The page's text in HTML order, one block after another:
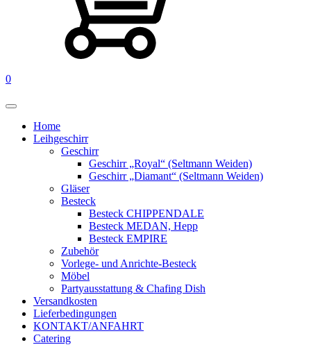
0
Home
Leihgeschirr
Geschirr
Geschirr „Royal“ (Seltmann Weiden)
Geschirr „Diamant“ (Seltmann Weiden)
Gläser
Besteck
Besteck CHIPPENDALE
Besteck MEDAN, Hepp
Besteck EMPIRE
Zubehör
Vorlege- und Anrichte-Besteck
Möbel
Partyausstattung & Chafing Dish
Versandkosten
Lieferbedingungen
KONTAKT/ANFAHRT
Catering